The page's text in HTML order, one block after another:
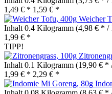
1,49 € * 1,59 € *
Weicher
Inhalt 0.4 Kilogramm (4,98 € * /
1,99 € *
TIPP!
Inhalt 0.1 Kilogramm (19,90 € *
1,99 € * 2,29 € *